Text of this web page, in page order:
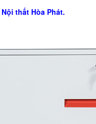
Nội thất Hòa Phát.